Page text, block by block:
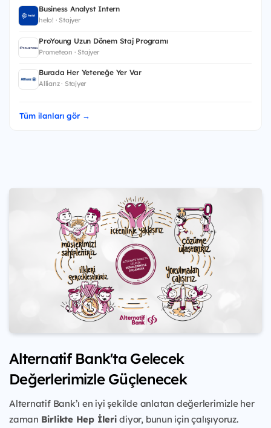
Business Analyst Intern
helo! · Stajyer
ProYoung Uzun Dönem Staj Programı
Prometeon · Stajyer
Burada Her Yeteneğe Yer Var
Allianz · Stajyer
Tüm ilanları gör →
Alternatif Bank'ta Gelecek
Değerlerimizle Güçlenecek
Alternatif Bank’ı en iyi şekilde anlatan değerlerimizle her
zaman Birlikte Hep İleridiyor, bunun için çalışıyoruz.